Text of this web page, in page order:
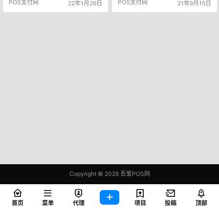
后业务变化及影响 1、为提升自助渠
道的使用体验，您名下所有卡片的
POS支付网 22年1月26日
6日23：00至9月17日05：00进行
收货地址服务、额度服务、还款交
POS支付网 21年9月15日
Copyright © 2026吾爱POS网
鄂ICP备2021006283号-1
查询 85 次，耗时 0.4171 秒
首页 菜单 代理 项目 投稿 顶部